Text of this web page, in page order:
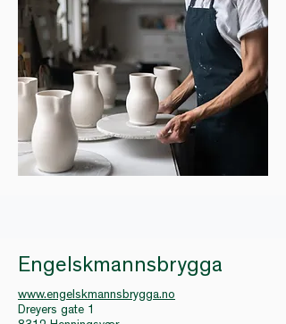
Engelskmannsbrygga
www.engelskmannsbrygga.no
Dreyers gate 1